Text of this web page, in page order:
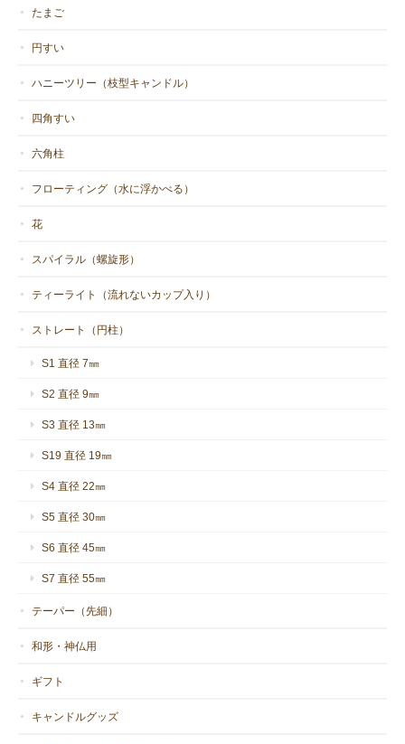
たまご
円すい
ハニーツリー（枝型キャンドル）
四角すい
六角柱
フローティング（水に浮かべる）
花
スパイラル（螺旋形）
ティーライト（流れないカップ入り）
ストレート（円柱）
S1 直径 7㎜
S2 直径 9㎜
S3 直径 13㎜
S19 直径 19㎜
S4 直径 22㎜
S5 直径 30㎜
S6 直径 45㎜
S7 直径 55㎜
テーパー（先細）
和形・神仏用
ギフト
キャンドルグッズ